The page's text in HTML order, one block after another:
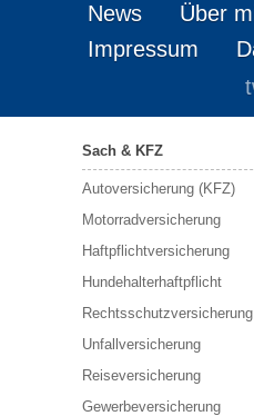
News Über
Impressum
Sach & KFZ
Autoversicherung (KFZ)
Motorradversicherung
Haftpflichtversicherung
Hundehalterhaftpflicht
Rechtsschutzversicherung
Unfallversicherung
Reiseversicherung
Gewerbeversicherung